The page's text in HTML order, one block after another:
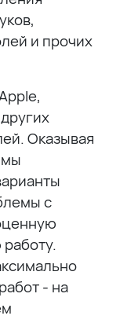
и прочих
Оказывая
мы
с
- на